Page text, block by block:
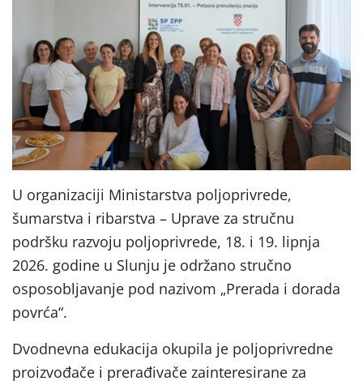
U organizaciji Ministarstva poljoprivrede,
šumarstva i ribarstva – Uprave za stručnu
podršku razvoju poljoprivrede, 18. i 19. lipnja
2026. godine u Slunju je održano stručno
osposobljavanje pod nazivom „Prerada i dorada
povrća“.
Dvodnevna edukacija okupila je poljoprivredne
proizvođače i prerađivače zainteresirane za